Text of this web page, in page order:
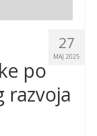
27
MAJ 2025
po
razvoja